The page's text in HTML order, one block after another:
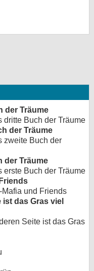
der Träume
dritte Buch der Träume
der Träume
zweite Buch der
der Träume
erste Buch der Träume
und Friends
das Gras viel
Seite ist das Gras